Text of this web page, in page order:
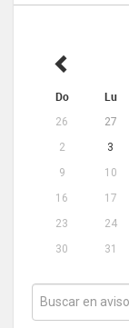
Do Lu
26 27
2
3
9
10
16
17
23
24
30
31